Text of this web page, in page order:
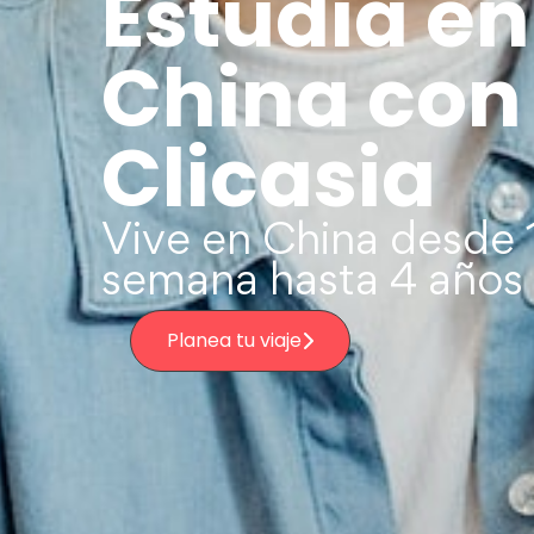
China con
Clicasia
Vive en China desde
semana hasta 4 años
Planea tu viaje